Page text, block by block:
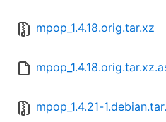
mpop_1.4.18.orig.tar.xz
mpop_1.4.21-